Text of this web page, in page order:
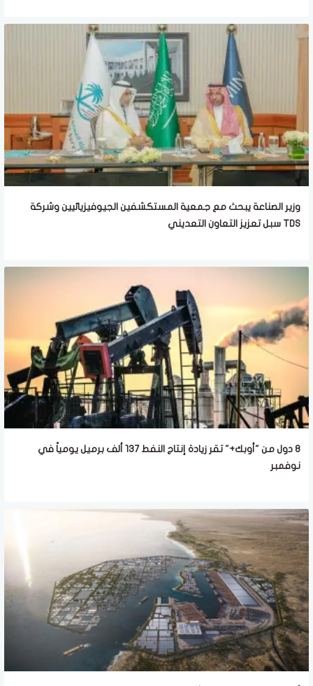
وزير الصناعة يبحث مع جمعية المستكشفين الجيوفيزيائيين وشركة
TDS سبل تعزيز التعاون التعديني
8 دول من "أوبك+" تقر زيادة إنتاج النفط 137 ألف برميل يومياً في
نوفمبر